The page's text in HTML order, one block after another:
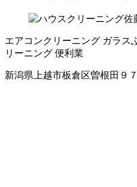
エアコンクリーニング ガラス
リーニング 便利業
新潟県上越市板倉区曽根田９